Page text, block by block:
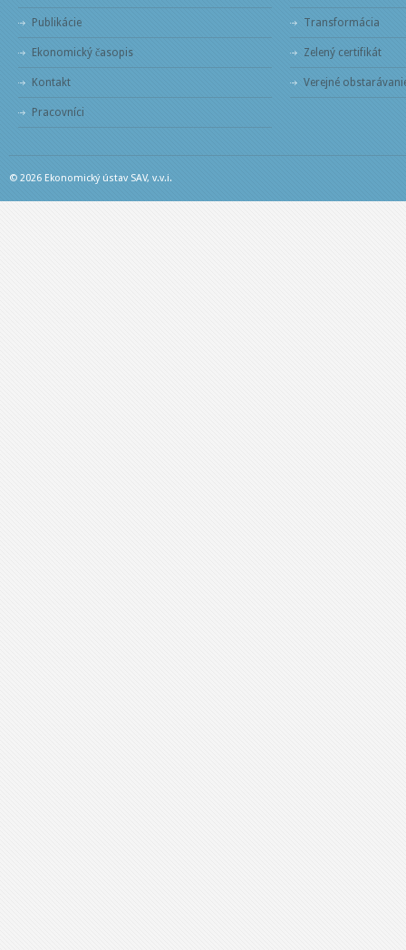
Publikácie
Ekonomický časopis
Kontakt
Pracovníci
Transformácia
Zelený certifikát
Verejné
© 2026 Ekonomický ústav SAV, v.v.i.